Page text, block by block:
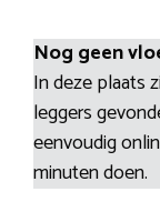
Nog geen
In deze plaats
leggers
eenvoudig
minuten doen.